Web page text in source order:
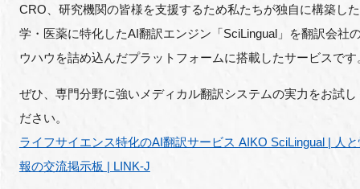
CRO、研究機関の皆様を支援するため私たちが独自に構築し
学・医薬に特化したAI翻訳エンジン「SciLingual」を翻訳会社
ウハウを詰め込んだプラットフォームに搭載したサービスです
ぜひ、専門分野に強いメディカル翻訳システムの実力をお試し
ださい。
ライフサイエンス特化のAI翻訳サービス AIKO SciLingual | 人
報の交流掲示板 | LINK-J